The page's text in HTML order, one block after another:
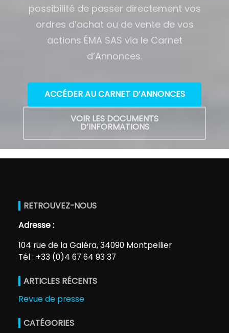
possibilité de passer directement vos
ordres d’achat ou de vente de vos
actions ÉMA SAS via le Carnet
d’Annonces.
ACCÉDER AU CARNET D’ANNONCES
VOIR LES DOCUMENTS
D’INFORMATIONS
RETROUVEZ-NOUS
Adresse :
104 rue de la Galéra, 34090 Montpellier
Tél : +33 (0)4 67 64 93 37
ARTICLES RÉCENTS
Revue de presse
CATÉGORIES